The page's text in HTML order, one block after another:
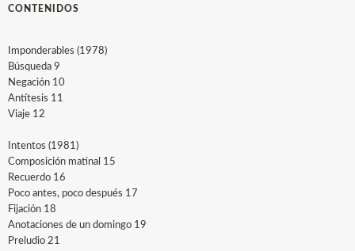
CONTENIDOS
Imponderables (1978)
Búsqueda 9
Negación 10
Antítesis 11
Viaje 12
Intentos (1981)
Composición matinal 15
Recuerdo 16
Poco antes, poco después 17
Fijación 18
Anotaciones de un domingo 19
Preludio 21